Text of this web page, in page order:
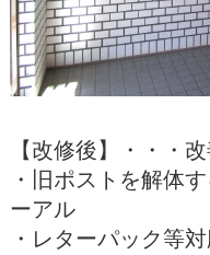
【改修後】・・・
・旧ポストを解体
ーアル
・レターパック等